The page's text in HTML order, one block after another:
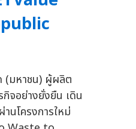
(มหาชน) ผู้ผลิต
จอย่างยั่งยืน เดิน
นโครงการใหม่